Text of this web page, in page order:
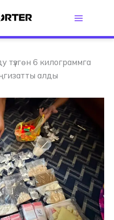
6 килограммга
алды